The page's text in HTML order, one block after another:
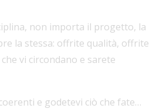
non importa il progetto, la
la stessa: offrite qualità, offrite
vi circondano e sarete
e godetevi ciò che fate…